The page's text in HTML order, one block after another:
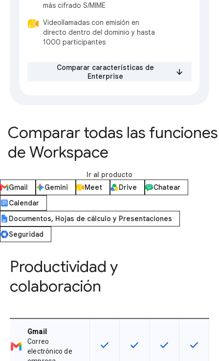
más cifrado S/MIME
Videollamadas con emisión en
directo dentro del dominio y hasta
1000 participantes
Comparar características de
Enterprise
Comparar todas las funciones
de Workspace
Ir al producto
Gmail
Gemini Meet Drive
Chatear
Calendar
Documentos, Hojas de cálculo y Presentaciones
Seguridad
Productividad y
colaboración
Gmail
Correo
electrónico de
Esta función está disponible para
check Esta función está
check Esta función
check Esta
check